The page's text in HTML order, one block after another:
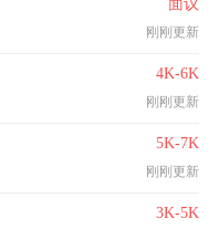
面议
刚刚更新
4K-6K
刚刚更新
5K-7K
刚刚更新
3K-5K